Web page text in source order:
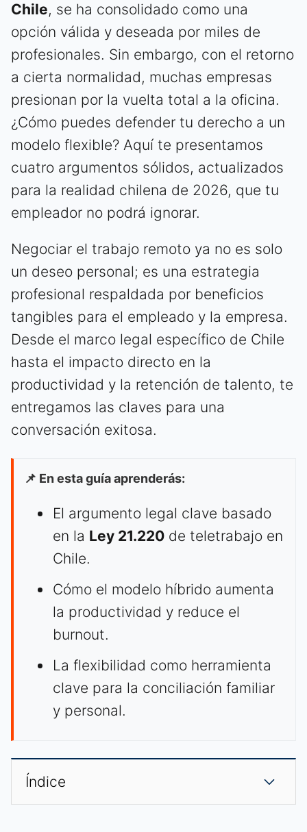
Chile, se ha consolidado como una
opción válida y deseada por miles de
profesionales. Sin embargo, con el retorno
a cierta normalidad, muchas empresas
presionan por la vuelta total a la oficina.
¿Cómo puedes defender tu derecho a un
modelo flexible? Aquí te presentamos
cuatro argumentos sólidos, actualizados
para la realidad chilena de 2026, que tu
empleador no podrá ignorar.
Negociar el trabajo remoto ya no es solo
un deseo personal; es una estrategia
profesional respaldada por beneficios
tangibles para el empleado y la empresa.
Desde el marco legal específico de Chile
hasta el impacto directo en la
productividad y la retención de talento, te
entregamos las claves para una
conversación exitosa.
📌 En esta guía aprenderás:
El argumento legal clave basado
en la Ley 21.220 de teletrabajo en
Chile.
Cómo el modelo híbrido aumenta
la productividad y reduce el
burnout.
La flexibilidad como herramienta
clave para la conciliación familiar
y personal.
Índice